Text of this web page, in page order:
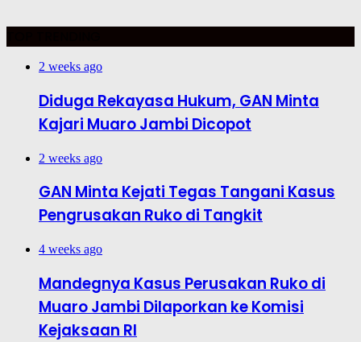
2 weeks ago
Diduga Rekayasa Hukum, GAN Minta
Kajari Muaro Jambi Dicopot
2 weeks ago
GAN Minta Kejati Tegas Tangani Kasus
Pengrusakan Ruko di Tangkit
4 weeks ago
Mandegnya Kasus Perusakan Ruko di
Muaro Jambi Dilaporkan ke Komisi
Kejaksaan RI